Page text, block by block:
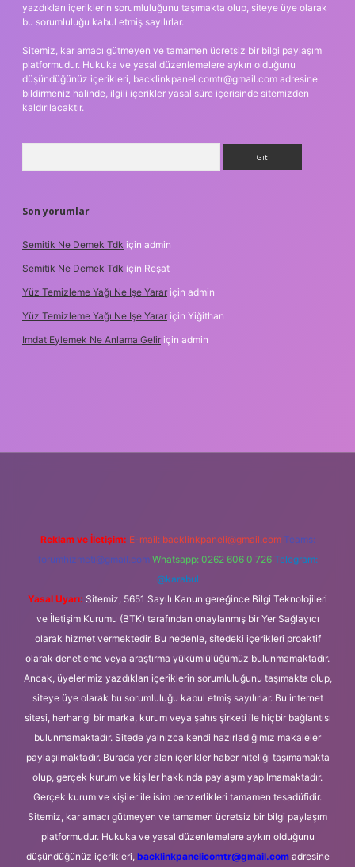
yazdıkları içeriklerin sorumluluğunu taşımakta olup, siteye üye olarak
bu sorumluluğu kabul etmiş sayılırlar.
Sitemiz, kar amacı gütmeyen ve tamamen ücretsiz bir bilgi paylaşım
platformudur. Hukuka ve yasal düzenlemelere aykırı olduğunu
düşündüğünüz içerikleri, backlinkpanelicomtr@gmail.com adresine
bildirmeniz halinde, ilgili içerikler yasal süre içerisinde sitemizden
kaldırılacaktır.
Son yorumlar
Semitik Ne Demek Tdk için admin
Semitik Ne Demek Tdk için Reşat
Yüz Temizleme Yağı Ne Işe Yarar için admin
Yüz Temizleme Yağı Ne Işe Yarar için Yiğithan
Imdat Eylemek Ne Anlama Gelir için admin
Reklam ve İletişim: E-mail: backlinkpaneli@gmail.com Teams:
forumhizmeti@gmail.com Whatsapp: 0262 606 0 726 Telegram:
@karabul
Yasal Uyarı: Sitemiz, 5651 Sayılı Kanun gereğince Bilgi Teknolojileri
ve İletişim Kurumu (BTK) tarafından onaylanmış bir Yer Sağlayıcı
olarak hizmet vermektedir. Bu nedenle, sitedeki içerikleri proaktif
olarak denetleme veya araştırma yükümlülüğümüz bulunmamaktadır.
Ancak, üyelerimiz yazdıkları içeriklerin sorumluluğunu taşımakta olup,
siteye üye olarak bu sorumluluğu kabul etmiş sayılırlar. Bu internet
sitesi, herhangi bir marka, kurum veya şahıs şirketi ile hiçbir bağlantısı
bulunmamaktadır. Sitede yalnızca kendi hazırladığımız makaleler
paylaşılmaktadır. Burada yer alan içerikler haber niteliği taşımamakta
olup, gerçek kurum ve kişiler hakkında paylaşım yapılmamaktadır.
Gerçek kurum ve kişiler ile isim benzerlikleri tamamen tesadüfidir.
Sitemiz, kar amacı gütmeyen ve tamamen ücretsiz bir bilgi paylaşım
platformudur. Hukuka ve yasal düzenlemelere aykırı olduğunu
düşündüğünüz içerikleri, backlinkpanelicomtr@gmail.comadresine